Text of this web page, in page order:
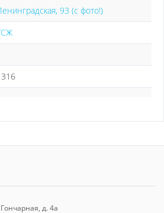
93 (с фото!)
д. 4а